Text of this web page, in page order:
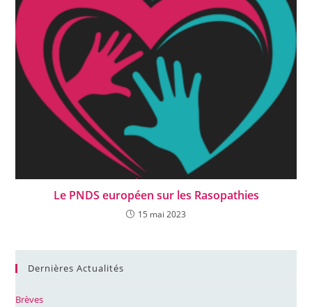
Le PNDS européen sur les Rasopathies
15 mai 2023
Dernières Actualités
Brèves